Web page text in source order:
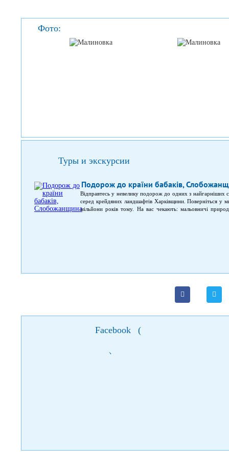
Фото:
Туры и экскурсии
Подорож до країни бабаків,
Відправтесь у невелику подорож до одних з найгарніших
серед крейдяних ландшафтів Харківщини. Поверніться у
мільйони років тому. На вас чекають: мальовничі
Facebook (
)